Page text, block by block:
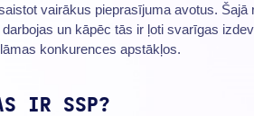
vairākus pieprasījuma avotus.
un kāpēc tās ir ļoti svarīgas
konkurences apstākļos.
IR SSP?